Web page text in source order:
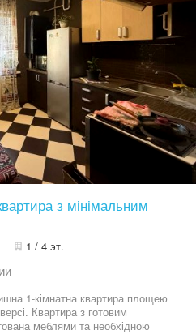
з мінімальним
1 / 4 эт.
1-кімнатна квартира площею
Квартира з готовим
меблями та необхідною